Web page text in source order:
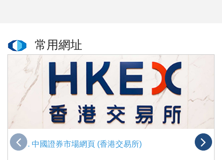
常用網址
. 中國證券市場網頁 (香港交易所)